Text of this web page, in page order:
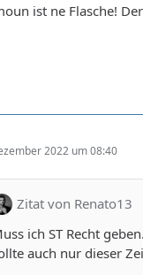
ist ne Flasche!
2022 um 08:40
Zitat von Renato13
ich ST Recht
auch nur dieser